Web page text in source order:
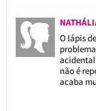
O lápis
não é
acaba